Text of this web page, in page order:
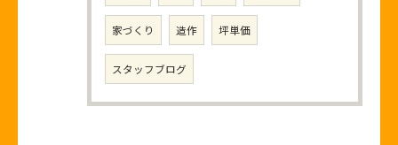
家づくり 造作 坪単価
スタッフブログ